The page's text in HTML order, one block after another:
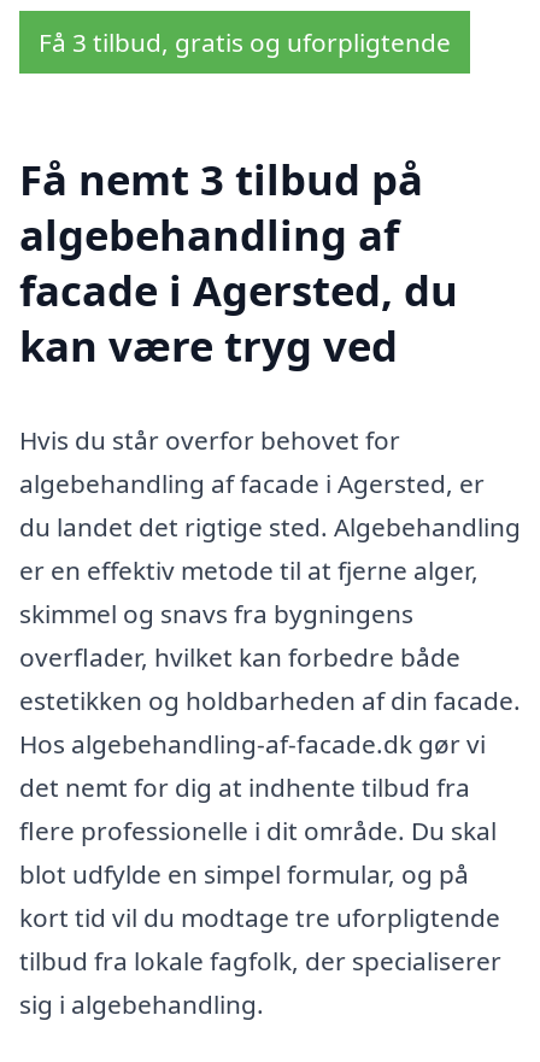
Få 3 tilbud, gratis og uforpligtende
Få nemt 3 tilbud på
algebehandling af
facade i Agersted, du
kan være tryg ved
Hvis du står overfor behovet for
algebehandling af facade i Agersted, er
du landet det rigtige sted. Algebehandling
er en effektiv metode til at fjerne alger,
skimmel og snavs fra bygningens
overflader, hvilket kan forbedre både
estetikken og holdbarheden af din facade.
Hos algebehandling-af-facade.dk gør vi
det nemt for dig at indhente tilbud fra
flere professionelle i dit område. Du skal
blot udfylde en simpel formular, og på
kort tid vil du modtage tre uforpligtende
tilbud fra lokale fagfolk, der specialiserer
sig i algebehandling.